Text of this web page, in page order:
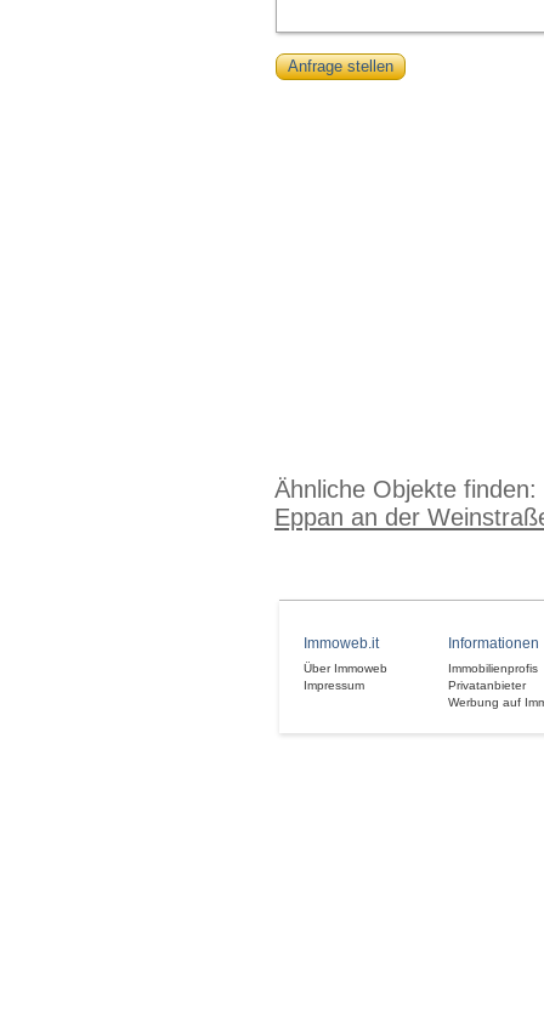
Anfrage stellen
Ähnliche Objekte finden:
Eppan an der
Immoweb.it
Über Immoweb
Impressum
Informationen
Immobilienprofis
Privatanbieter
Werbung auf